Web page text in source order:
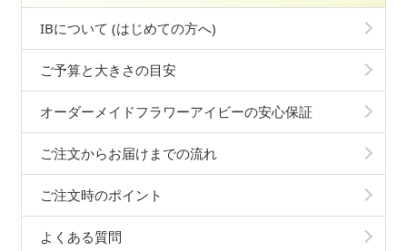
IBについて (はじめての方へ)
ご予算と大きさの目安
オーダーメイドフラワーアイビーの安心保証
ご注文からお届けまでの流れ
ご注文時のポイント
よくある質問